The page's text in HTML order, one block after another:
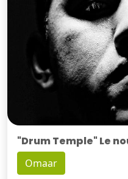
"Drum Temple" Le
Omaar